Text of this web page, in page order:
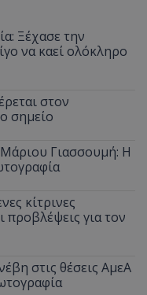
Ξέχασε την
να καεί ολόκληρο
στον
σημείο
Γιασσουμή: Η
κίτρινες
προβλέψεις για τον
στις θέσεις ΑμεΑ